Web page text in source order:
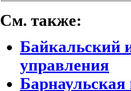
См. также:
Байкальский
управления